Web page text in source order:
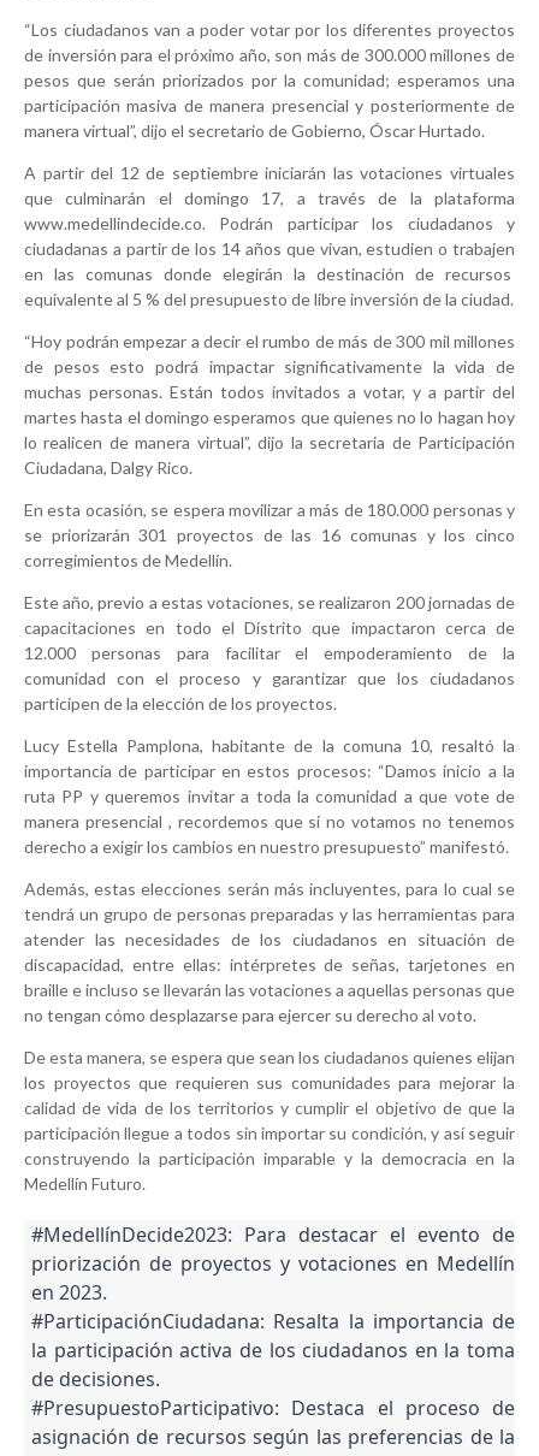
“Los ciudadanos van a poder votar por los diferentes proyectos
de inversión para el próximo año, son más de 300.000 millones de
pesos que serán priorizados por la comunidad; esperamos una
participación masiva de manera presencial y posteriormente de
manera virtual”, dijo el secretario de Gobierno, Óscar Hurtado.
A partir del 12 de septiembre iniciarán las votaciones virtuales
que culminarán el domingo 17, a través de la plataforma
www.medellindecide.co. Podrán participar los ciudadanos y
ciudadanas a partir de los 14 años que vivan, estudien o trabajen
en las comunas donde elegirán la destinación de recursos
equivalente al 5 % del presupuesto de libre inversión de la ciudad.
“Hoy podrán empezar a decir el rumbo de más de 300 mil millones
de pesos esto podrá impactar significativamente la vida de
muchas personas. Están todos invitados a votar, y a partir del
martes hasta el domingo esperamos que quienes no lo hagan hoy
lo realicen de manera virtual”, dijo la secretaria de Participación
Ciudadana, Dalgy Rico.
En esta ocasión, se espera movilizar a más de 180.000 personas y
se priorizarán 301 proyectos de las 16 comunas y los cinco
corregimientos de Medellín.
Este año, previo a estas votaciones, se realizaron 200 jornadas de
capacitaciones en todo el Distrito que impactaron cerca de
12.000 personas para facilitar el empoderamiento de la
comunidad con el proceso y garantizar que los ciudadanos
participen de la elección de los proyectos.
Lucy Estella Pamplona, habitante de la comuna 10, resaltó la
importancia de participar en estos procesos: “Damos inicio a la
ruta PP y queremos invitar a toda la comunidad a que vote de
manera presencial , recordemos que si no votamos no tenemos
derecho a exigir los cambios en nuestro presupuesto” manifestó.
Además, estas elecciones serán más incluyentes, para lo cual se
tendrá un grupo de personas preparadas y las herramientas para
atender las necesidades de los ciudadanos en situación de
discapacidad, entre ellas: intérpretes de señas, tarjetones en
braille e incluso se llevarán las votaciones a aquellas personas que
no tengan cómo desplazarse para ejercer su derecho al voto.
De esta manera, se espera que sean los ciudadanos quienes elijan
los proyectos que requieren sus comunidades para mejorar la
calidad de vida de los territorios y cumplir el objetivo de que la
participación llegue a todos sin importar su condición, y así seguir
construyendo la participación imparable y la democracia en la
Medellín Futuro.
#MedellínDecide2023: Para destacar el evento de
priorización de proyectos y votaciones en Medellín
en 2023.
#ParticipaciónCiudadana: Resalta la importancia de
la participación activa de los ciudadanos en la toma
de decisiones.
#PresupuestoParticipativo: Destaca el proceso de
asignación de recursos según las preferencias de la